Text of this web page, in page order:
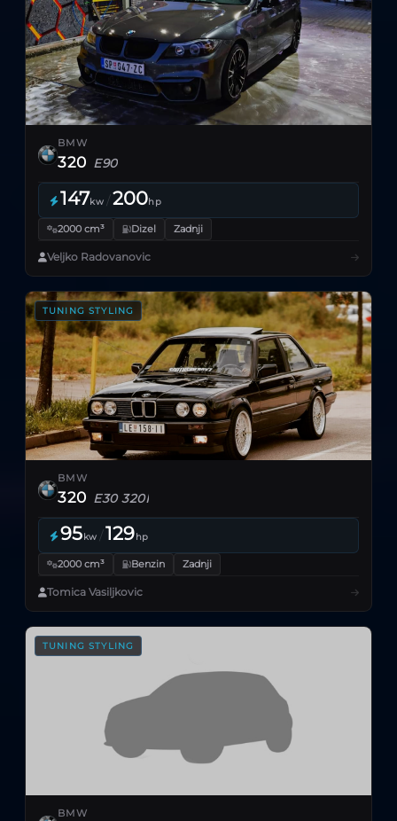
BMW
320 E90
147kw /200hp
2000 cm³ Dizel Zadnji
Veljko Radovanovic
TUNING STYLING
BMW
320 E30 320I
95kw /129hp
2000 cm³ Benzin Zadnji
Tomica Vasiljkovic
TUNING STYLING
BMW